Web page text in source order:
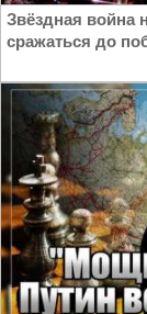
Звёздная война
сражаться до